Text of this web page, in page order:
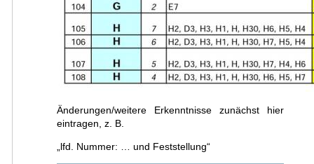
Änderungen/weitere Erkenntnisse zunächst hier
eintragen, z. B.
„lfd. Nummer: … und Feststellung“